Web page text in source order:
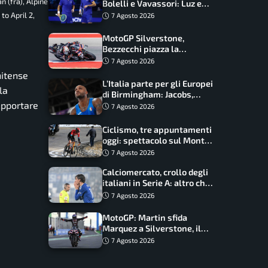
to April 2,
Bolelli e Vavassori: Luz e
Matos fermano gli azzurri
7 Agosto 2026
MotoGP Silverstone,
Bezzecchi piazza la
zampata: Aprilia domina,
7 Agosto 2026
L’Italia parte per gli Europei
di Birmingham: Jacobs,
Tamberi e Battocletti
record
7 Agosto 2026
Ciclismo, tre appuntamenti
oggi: spettacolo sul Mont
Ventoux, orari e come
7 Agosto 2026
Calciomercato, crollo degli
italiani in Serie A: altro che
svolta dopo il Mondiale
7 Agosto 2026
MotoGP: Martin sfida
Marquez a Silverstone, il
programma e gli orari
7 Agosto 2026